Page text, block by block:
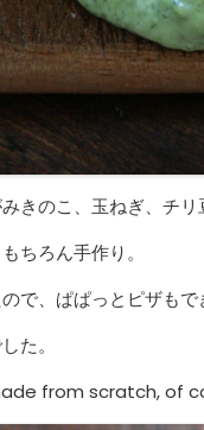
きのこ、玉ねぎ、チ
ちろん手作り。
で、ぱぱっとピザもで
た。
from scratch, of